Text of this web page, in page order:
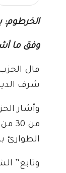
الخرطوم:
وفق ما
قال
شرف
وأشار
من
الطوارئ